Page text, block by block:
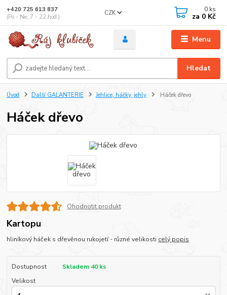
Menu
CZK
Hledat
+420 725 613 837
(Po - Ne, 7 - 22 hod.)
0 ks
za 0 Kč
Úvod Další GALANTERIE Jehlice, háčky, jehly Háček dřevo
Háček dřevo
Ohodnotit produkt
Kartopu
hliníkový háček s dřevěnou rukojetí - různé velikosti celý popis
Dostupnost
Skladem 40 ks
Velikost